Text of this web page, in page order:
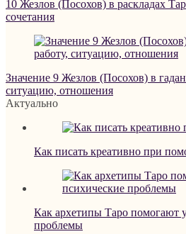
10 Жезлов (Посохов) в раскладах
сочетания
Значение 9 Жезлов (Посохов) в
ситуацию, отношения
Актуально
Как писать креативно при
Как архетипы Таро помогают
проблемы